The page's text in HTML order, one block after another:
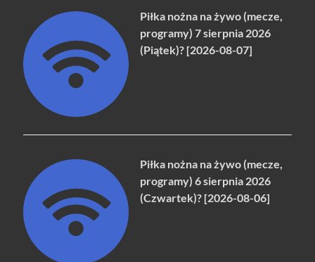
Piłka nożna na żywo (mecze,
programy) 7 sierpnia 2026
(Piątek)? [2026-08-07]
Piłka nożna na żywo (mecze,
programy) 6 sierpnia 2026
(Czwartek)? [2026-08-06]